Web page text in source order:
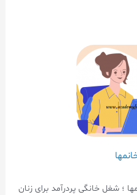
؛ شغل خانگی پردرآمد برای زنان